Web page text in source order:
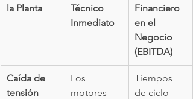
la Planta
Técnico
Inmediato
Financiero
en el
Negocio
(EBITDA)
Caída de
tensión
Los
motores
Tiempos
de ciclo